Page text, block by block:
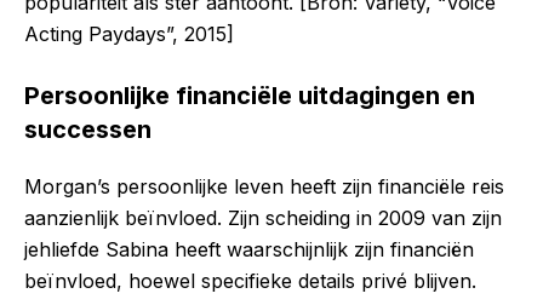
Acting Paydays”, 2015]
Persoonlijke financiële uitdagingen en
successen
Morgan’s persoonlijke leven heeft zijn financiële reis
aanzienlijk beïnvloed. Zijn scheiding in 2009 van zijn
jehliefde Sabina heeft waarschijnlijk zijn financiën
beïnvloed, hoewel specifieke details privé blijven.